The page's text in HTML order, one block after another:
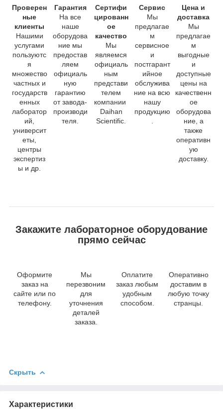
Проверен
ные
клиенты
Нашими
услугами
пользуютс
я
множество
частных и
государств
енных
лаборатор
ий,
университ
еты,
центры
экспертиз
ы и др.
Гарантия
На все
наше
оборудова
ние мы
предостав
ляем
официаль
ную
гарантию
от завода-
производи
теля.
Сертифи
цированн
ое
качество
Мы
являемся
официаль
ным
представи
телем
компании
Daihan
Scientific.
Сервис
Мы
предлагае
м
сервисное
и
постгарант
ийное
обслужива
ние на всю
нашу
продукцию
Цена и
доставка
Мы
предлагае
м
выгодные
и
доступные
цены на
качественн
ое
оборудова
ние, а
также
оперативн
ую
доставку.
Закажите лабораторное оборудование
прямо сейчас
Оформите
заказ на
сайте или по
телефону.
Мы
перезвоним
для
уточнения
деталей
заказа.
Оплатите
заказ любым
удобным
способом.
Оперативно
доставим в
любую точку
странцы.
Скрыть
Характеристики